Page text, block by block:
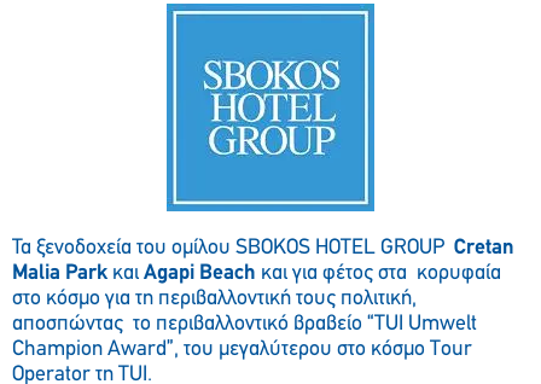
Τα ξενοδοχεία του ομίλου SBOKOS HOTEL GROUP Cretan
Malia Park και Agapi Beach και για φέτος στα κορυφαία
στο κόσμο για τη περιβαλλοντική τους πολιτική,
αποσπώντας το περιβαλλοντικό βραβείο “TUI Umwelt
Champion Award”, του μεγαλύτερου στο κόσμο Τour
Operator τη TUI.